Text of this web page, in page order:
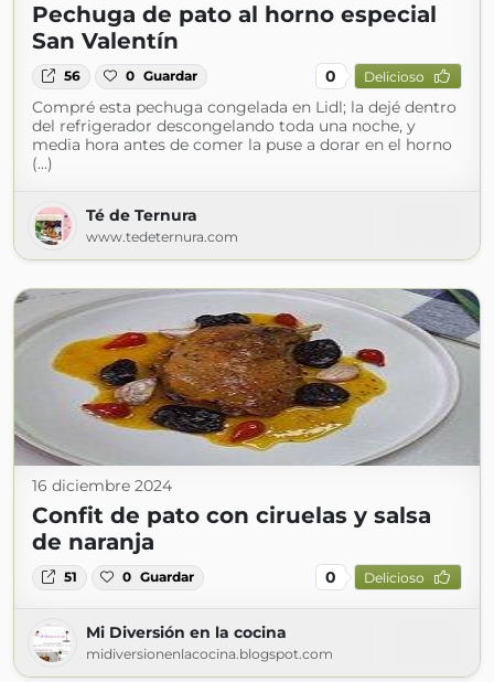
Pechuga de pato al horno especial
San Valentín
56 0 Guardar 0 Delicioso
Compré esta pechuga congelada en Lidl; la dejé dentro
del refrigerador descongelando toda una noche, y
media hora antes de comer la puse a dorar en el horno
(...)
Té de Ternura
www.tedeternura.com
16 diciembre 2024
Confit de pato con ciruelas y salsa
de naranja
51 0 Guardar 0 Delicioso
Mi Diversión en la cocina
midiversionenlacocina.blogspot.com